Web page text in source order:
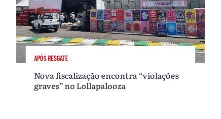
APÓS RESGATE
Nova fiscalização encontra “violações
graves” no Lollapalooza